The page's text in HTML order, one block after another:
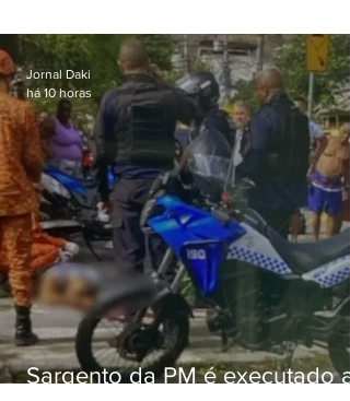
Sargento da PM é executado a
Jornal Daki
há 10 horas